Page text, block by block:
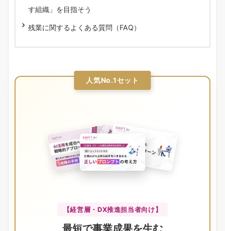
す組織」を目指そう
残業に関するよくある質問（FAQ）
人気No.1セット
【経営層・DX推進担当者向け】
最短で事業成果を生む